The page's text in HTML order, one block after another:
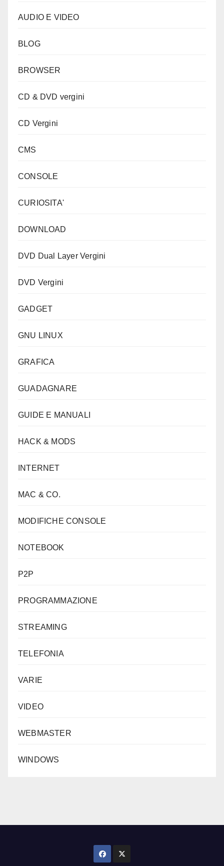
AUDIO E VIDEO
BLOG
BROWSER
CD & DVD vergini
CD Vergini
CMS
CONSOLE
CURIOSITA'
DOWNLOAD
DVD Dual Layer Vergini
DVD Vergini
GADGET
GNU LINUX
GRAFICA
GUADAGNARE
GUIDE E MANUALI
HACK & MODS
INTERNET
MAC & CO.
MODIFICHE CONSOLE
NOTEBOOK
P2P
PROGRAMMAZIONE
STREAMING
TELEFONIA
VARIE
VIDEO
WEBMASTER
WINDOWS